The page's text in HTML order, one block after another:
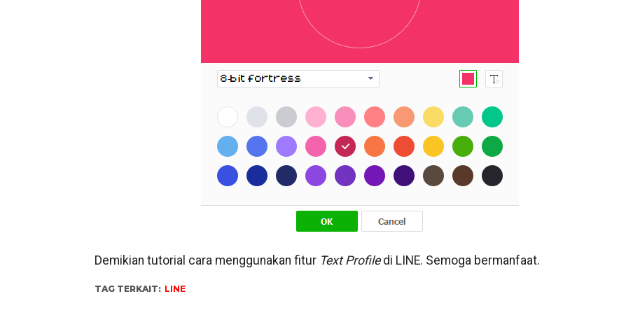
Demikian tutorial cara menggunakan fitur Text Profiledi LINE. Semoga bermanfaat.
TAG TERKAIT: LINE